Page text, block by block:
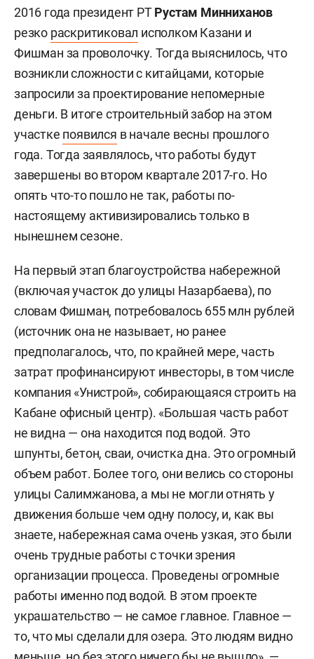
2016 года президент РТРустам Минниханов
резко раскритиковал исполком Казани и
Фишман за проволочку. Тогда выяснилось, что
возникли сложности с китайцами, которые
запросили за проектирование непомерные
деньги. В итоге строительный забор на этом
участке появился в начале весны прошлого
года. Тогда заявлялось, что работы будут
завершены во втором квартале 2017-го. Но
опять что-то пошло не так, работы по-
настоящему активизировались только в
нынешнем сезоне.
На первый этап благоустройства набережной
(включая участок до улицы Назарбаева), по
словам Фишман, потребовалось 655 млн рублей
(источник она не называет, но ранее
предполагалось, что, по крайней мере, часть
затрат профинансируют инвесторы, в том числе
компания «Унистрой», собирающаяся строить на
Кабане офисный центр). «Большая часть работ
не видна — она находится под водой. Это
шпунты, бетон, сваи, очистка дна. Это огромный
объем работ. Более того, они велись со стороны
улицы Салимжанова, а мы не могли отнять у
движения больше чем одну полосу, и, как вы
знаете, набережная сама очень узкая, это были
очень трудные работы с точки зрения
организации процесса. Проведены огромные
работы именно под водой. В этом проекте
украшательство — не самое главное. Главное —
то, что мы сделали для озера. Это людям видно